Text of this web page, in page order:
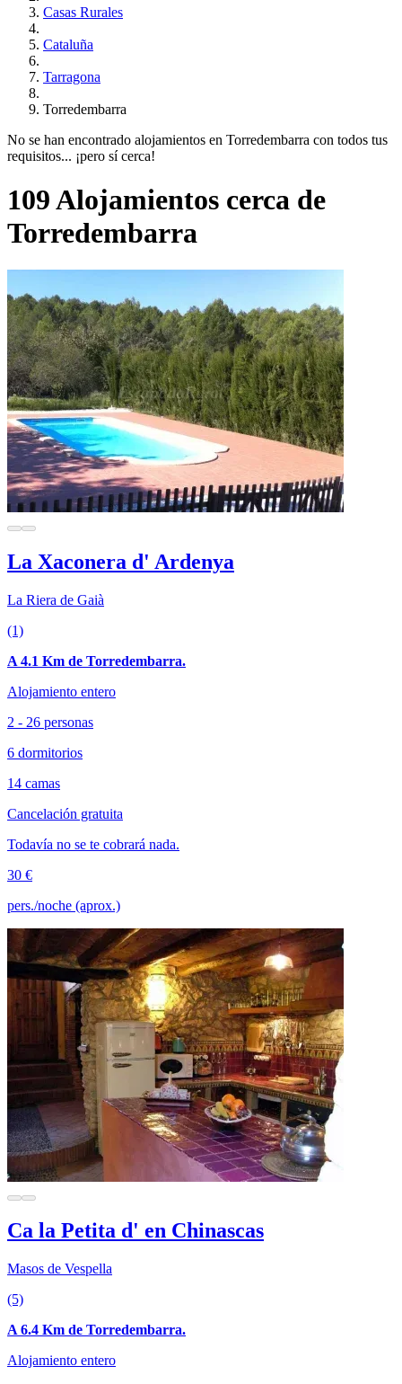
Casas Rurales
Cataluña
Tarragona
Torredembarra
No se han encontrado alojamientos en Torredembarra con todos tus
requisitos... ¡pero sí cerca!
109 Alojamientos cerca de
Torredembarra
La Xaconera d' Ardenya
La Riera de Gaià
(1)
A 4.1 Km de Torredembarra.
Alojamiento entero
2 - 26 personas
6 dormitorios
14 camas
Cancelación gratuita
Todavía no se te cobrará nada.
30 €
pers./noche (aprox.)
Ca la Petita d' en Chinascas
Masos de Vespella
(5)
A 6.4 Km de Torredembarra.
Alojamiento entero